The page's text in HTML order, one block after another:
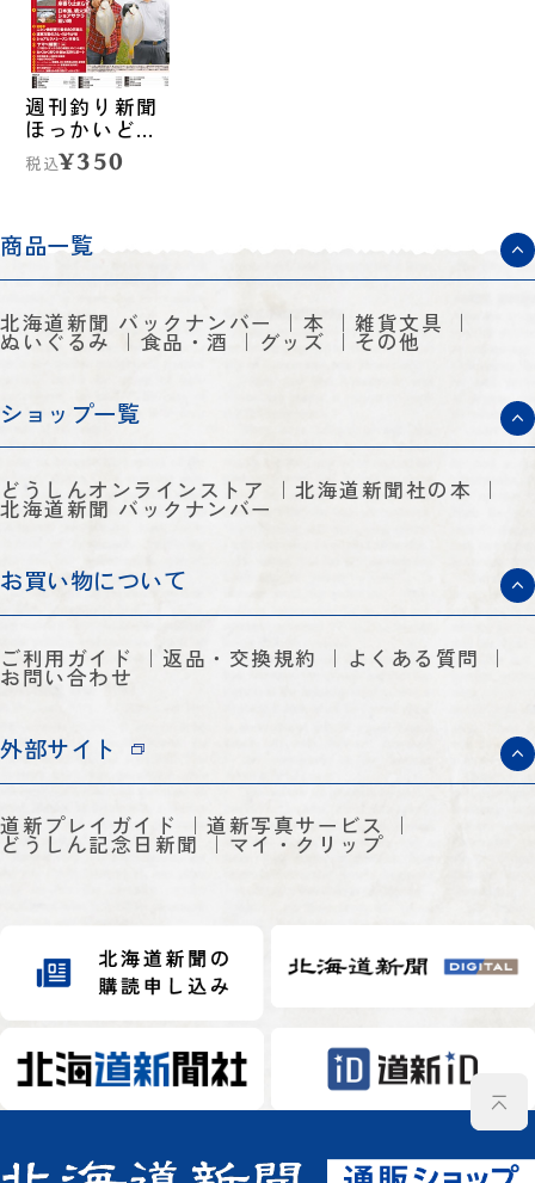
週刊釣り新聞
ほっかいどう
第1395号
（2025年5月29
税込¥350
商品一覧
北海道新聞 バックナンバー 本 雑貨文具
ぬいぐるみ 食品・酒 グッズ その他
ショップ一覧
どうしんオンラインストア 北海道新聞社の本
北海道新聞 バックナンバー
お買い物について
ご利用ガイド 返品・交換規約 よくある質問
お問い合わせ
外部サイト
道新プレイガイド 道新写真サービス
どうしん記念日新聞 マイ・クリップ